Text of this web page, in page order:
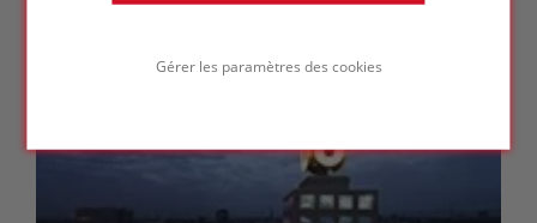
Gérer les paramètres des cookies